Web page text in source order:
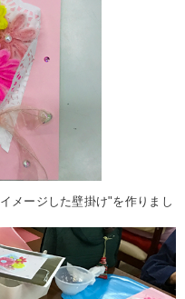
メージした壁掛け"を作りまし